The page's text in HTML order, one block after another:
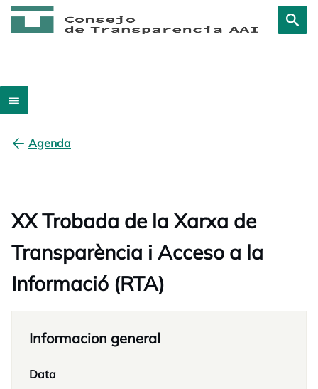
Agenda
XX Trobada de la Xarxa de
Transparència i Acceso a la
Informació (RTA)
Informacion general
Data